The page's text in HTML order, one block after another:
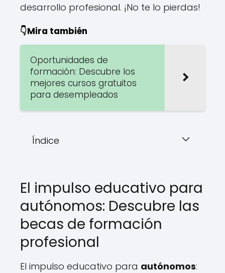
desarrollo profesional. ¡No te lo pierdas!
👇Mira también
Oportunidades de
formación: Descubre los
mejores cursos gratuitos
para desempleados
Índice
El impulso educativo para
autónomos: Descubre las
becas de formación
profesional
El impulso educativo para autónomos: